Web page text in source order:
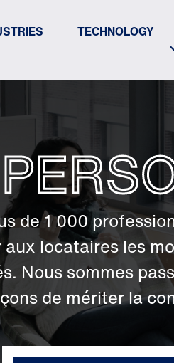
TECHNOLOGY
de 1 000
locataires les
Nous sommes
de mériter la